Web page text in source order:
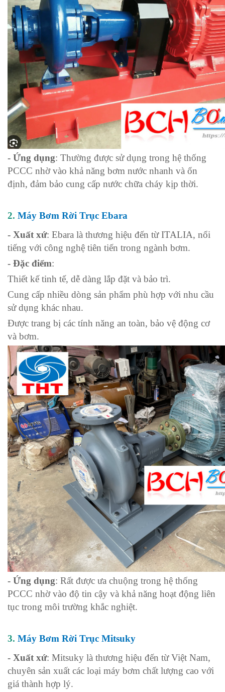
- Ứng dụng: Thường được sử dụng trong hệ thống
PCCC nhờ vào khả năng bơm nước nhanh và ổn
định, đảm bảo cung cấp nước chữa cháy kịp thời.
2. Máy Bơm Rời Trục Ebara
- Xuất xứ: Ebara là thương hiệu đến từ ITALIA, nổi
tiếng với công nghệ tiên tiến trong ngành bơm.
- Đặc điểm:
Thiết kế tinh tế, dễ dàng lắp đặt và bảo trì.
Cung cấp nhiều dòng sản phẩm phù hợp với nhu cầu
sử dụng khác nhau.
Được trang bị các tính năng an toàn, bảo vệ động cơ
và bơm.
- Ứng dụng: Rất được ưa chuộng trong hệ thống
PCCC nhờ vào độ tin cậy và khả năng hoạt động liên
tục trong môi trường khắc nghiệt.
3. Máy Bơm Rời Trục Mitsuky
- Xuất xứ: Mitsuky là thương hiệu đến từ Việt Nam,
chuyên sản xuất các loại máy bơm chất lượng cao với
giá thành hợp lý.